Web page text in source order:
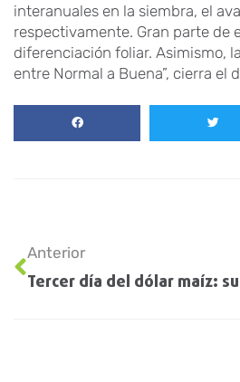
interanuales en la siembra, el
respectivamente. Gran parte de
diferenciación foliar. Asimismo,
entre Normal a Buena”, cierra el
Anterior